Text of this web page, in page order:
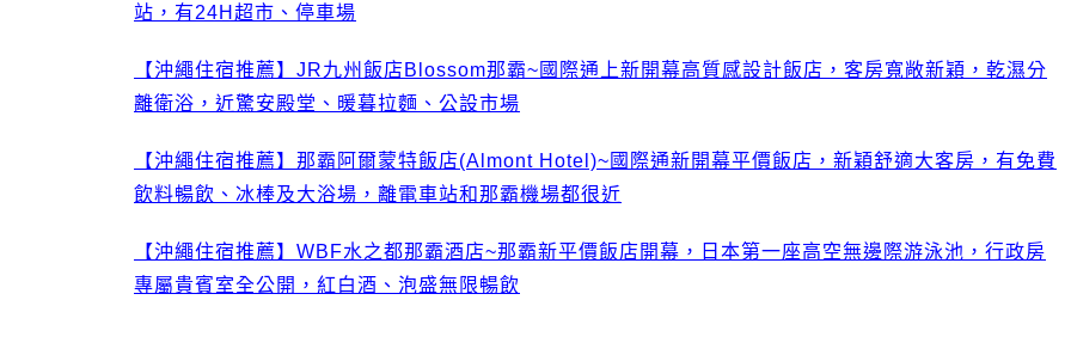
站，有24H超市、停車場
【沖繩住宿推薦】JR九州飯店Blossom那霸~國際通上新開幕高質感設計飯店，客房寬敞新穎，乾濕分
離衛浴，近驚安殿堂、暖暮拉麵、公設市場
【沖繩住宿推薦】那霸阿爾蒙特飯店(Almont Hotel)~國際通新開幕平價飯店，新穎舒適大客房，有免費
飲料暢飲、冰棒及大浴場，離電車站和那霸機場都很近
【沖繩住宿推薦】WBF水之都那霸酒店~那霸新平價飯店開幕，日本第一座高空無邊際游泳池，行政房
專屬貴賓室全公開，紅白酒、泡盛無限暢飲